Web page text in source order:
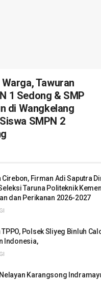
Tawuran
1 Sedong & SMP
di Wangkelang
SMPN 2
Cirebon, Firman Adi Saputra
Taruna Politeknik
dan Perikanan 2026-2027
TPPO, Polsek Sliyeg Binluh
Indonesia,
Karangsong